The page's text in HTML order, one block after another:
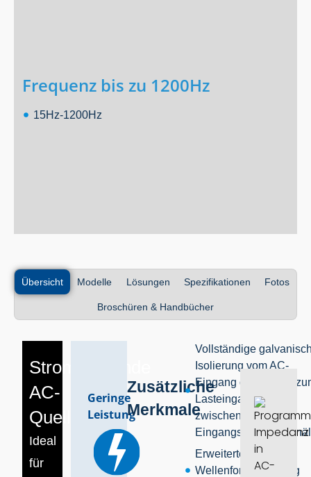
Frequenz bis zu 1200Hz
15Hz-1200Hz
Übersicht Modelle Lösungen Spezifikationen Fotos
Broschüren & Handbücher
Stromsparende
AC-
Quelle
Ideal
für
Geringe
Leistung
Zusätzliche
Merkmale
Vollständige
Isolierung vom AC-
Eingang der Anlage
Lasteingang und
zwischen den
Eingangsphasen/
Erweiterte
Wellenformerfassung